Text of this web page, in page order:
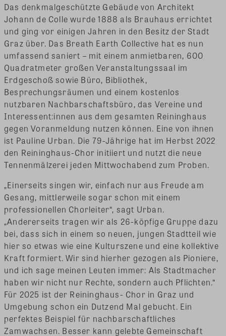
Das denkmalgeschützte Gebäude von Architekt
Johann de Colle wurde 1888 als Brauhaus errichtet
und ging vor einigen Jahren in den Besitz der Stadt
Graz über. Das Breath Earth Collective hat es nun
umfassend saniert – mit einem anmietbaren, 600
Quadratmeter großen Veranstaltungssaal im
Erdgeschoß sowie Büro, Bibliothek,
Besprechungsräumen und einem kostenlos
nutzbaren Nachbarschaftsbüro, das Vereine und
Interessent:innen aus dem gesamten Reininghaus
gegen Voranmeldung nutzen können. Eine von ihnen
ist Pauline Urban. Die 79-Jährige hat im Herbst 2022
den Reininghaus-Chor initiiert und nutzt die neue
Tennenmälzerei jeden Mittwochabend zum Proben.
„Einerseits singen wir, einfach nur aus Freude am
Gesang, mittlerweile sogar schon mit einem
professionellen Chorleiter“, sagt Urban.
„Andererseits tragen wir als 26-köpfige Gruppe dazu
bei, dass sich in einem so neuen, jungen Stadtteil wie
hier so etwas wie eine Kulturszene und eine kollektive
Kraft formiert. Wir sind hierher gezogen als Pioniere,
und ich sage meinen Leuten immer: Als Stadtmacher
haben wir nicht nur Rechte, sondern auch Pflichten.“
Für 2025 ist der Reininghaus- Chor in Graz und
Umgebung schon ein Dutzend Mal gebucht. Ein
perfektes Beispiel für nachbarschaftliches
Zamwachsen. Besser kann gelebte Gemeinschaft